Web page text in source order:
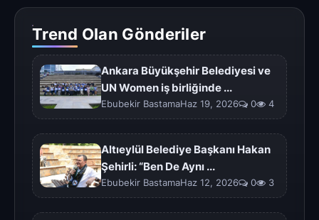
Trend Olan Gönderiler
Ankara Büyükşehir Belediyesi ve
UN Women iş birliğinde ...
Ebubekir BastamaHaz 19, 2026 0 4
Altıeylül Belediye Başkanı Hakan
Şehirli: “Ben De Aynı ...
Ebubekir BastamaHaz 12, 2026 0 3